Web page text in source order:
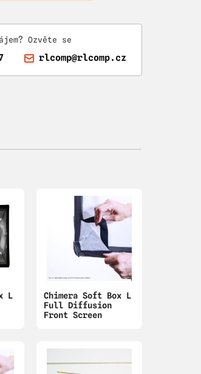
Ozvěte se
rlcomp@rlcomp.cz
L
Chimera Soft Box L
Full Diffusion
Front Screen